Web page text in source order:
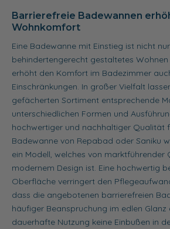
Barrierefreie Badewannen
Wohnkomfort
Eine Badewanne mit Einstieg ist nicht
behindertengerecht gestaltetes
erhöht den Komfort im Badezimmer
Einschränkungen. In großer Vielfalt
gefächerten Sortiment entsprechende
unterschiedlichen Formen und
hochwertiger und nachhaltiger Qualität
Badewanne von Repabad oder Saniku
ein Modell, welches von marktführender
modernem Design ist. Eine hochwertig
Oberfläche verringert den
dass die angebotenen barrierefreien
häufiger Beanspruchung im edlen
dauerhafte Nutzung keine Einbußen in